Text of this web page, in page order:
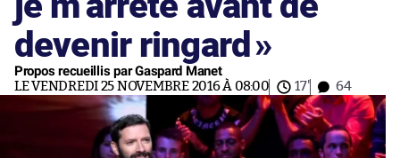
devenir ringard»
Propos recueillis par Gaspard Manet
LE VENDREDI 25 NOVEMBRE 2016 À 08:00 17' 64